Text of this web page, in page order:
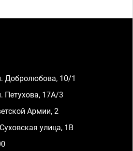
Добролюбова, 10/1
Петухова, 17А/3
Армии, 2
улица, 1В